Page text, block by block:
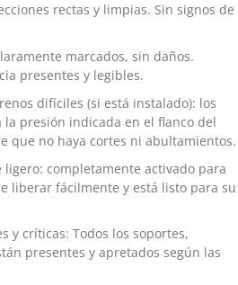
rectas y limpias. Sin signos de
marcados, sin daños.
presentes y legibles.
difíciles (si está instalado): los
la presión indicada en el flanco del
que no haya cortes ni abultamientos.
completamente activado para
liberar fácilmente y está listo para su
y críticas: Todos los soportes,
presentes y apretados según las